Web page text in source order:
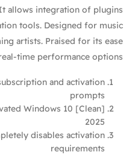
allows integration of plugins
tools. Designed for music
artists. Praised for its ease
time performance options.
and activation
prompts
Windows 10 [Clean]
2025
disables activation
requirements